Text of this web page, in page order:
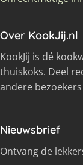
Over KookJij.nl
KookJij is dé
thuiskoks. Deel
andere
Nieuwsbrief
Ontvang de